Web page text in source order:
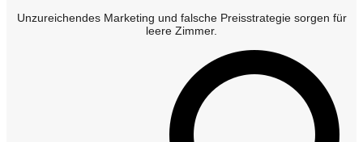
Unzureichendes Marketing und falsche Preisstrategie sorgen für
leere Zimmer.